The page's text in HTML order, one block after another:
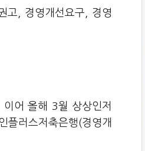
고, 경영개선요구, 경영
어 올해 3월 상상인저
플러스저축은행(경영개